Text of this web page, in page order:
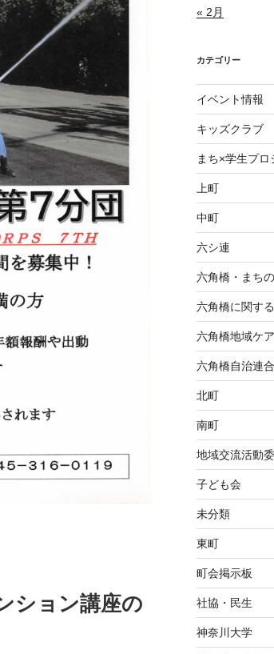
ション講座の
« 2月
カテゴリー
イベント情報
キッズクラブ
まち×学生プロ
上町
中町
六シ連
六角橋・まち
六角橋に関す
六角橋地域ケ
六角橋自治連
北町
南町
地域交流活動
子ども会
未分類
東町
町会掲示板
社協・民生
神奈川大学